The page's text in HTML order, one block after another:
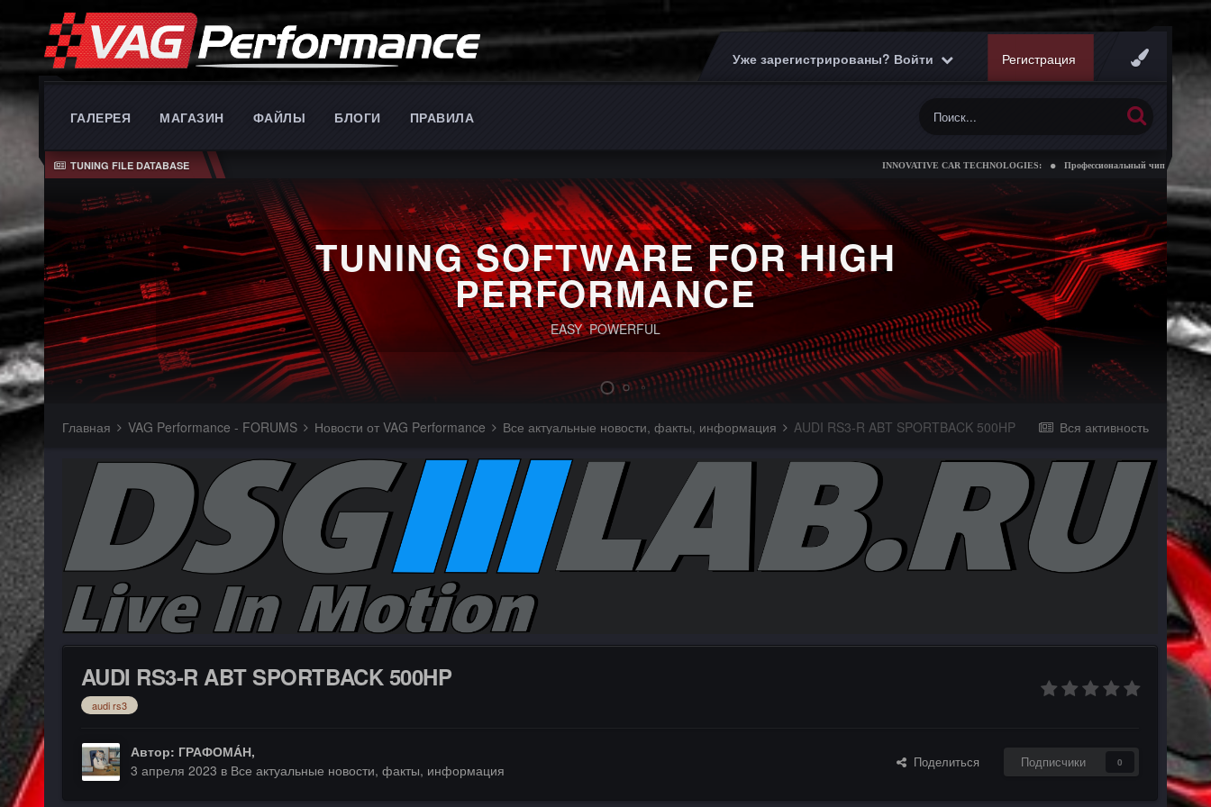
Уже зарегистрированы? Войти Регистрация
ГАЛЕРЕЯ МАГАЗИН ФАЙЛЫ БЛОГИ ПРАВИЛА
TUNING FILE DATABASE INNOVATIVE CAR TECHNOLOGIES: Профессиональный чип тюнинг коробок
TUNING SOFTWARE FOR HIGH
PERFORMANCE
EASY POWERFUL
Вся активность
Главная VAG Performance - FORUMS Новости от VAG Performance Все актуальные новости, факты, информация AUDI RS3-R ABT SPORTBACK 500HP
AUDI RS3-R ABT SPORTBACK 500HP
audi rs3
Автор: ГРАФОМА́Н,
3 апреля 2023 в Все актуальные новости, факты, информация Поделиться Подписчики 0